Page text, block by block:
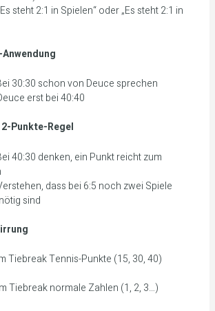
steht 2:1 in Spielen“ oder „Es steht 2:1 in
30:30 schon von Deuce sprechen
erst bei 40:40
Punkte-Regel
40:30 denken, ein Punkt reicht zum
dass bei 6:5 noch zwei Spiele
sind
Tiebreak Tennis-Punkte (15, 30, 40)
Tiebreak normale Zahlen (1, 2, 3…)